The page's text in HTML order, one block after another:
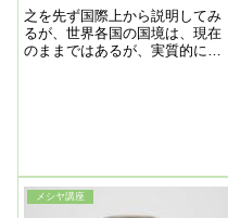
之を先ず国際上から説明してみ
るが、世界各国の国境は、現在
のままではあるが、実質的には
メシヤ講座